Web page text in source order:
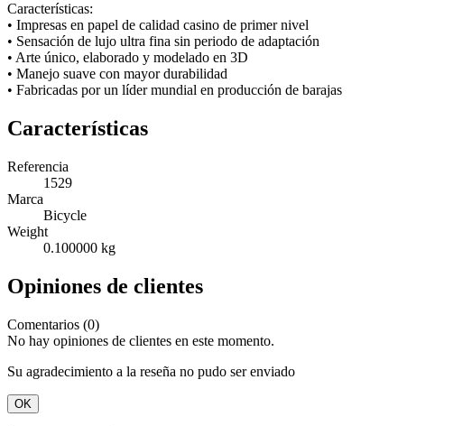
Características:
• Impresas en papel de calidad casino de primer nivel
• Sensación de lujo ultra fina sin periodo de adaptación
• Arte único, elaborado y modelado en 3D
• Manejo suave con mayor durabilidad
• Fabricadas por un líder mundial en producción de barajas
Características
Referencia
1529
Marca
Bicycle
Weight
0.100000 kg
Opiniones de clientes
Comentarios (0)
No hay opiniones de clientes en este momento.
Su agradecimiento a la reseña no pudo ser enviado
OK